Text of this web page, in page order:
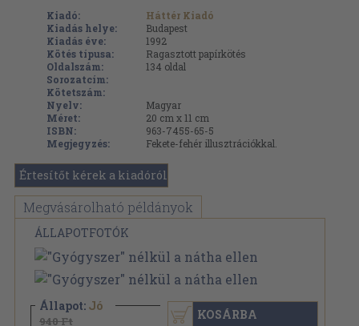
Kiadó:
Háttér Kiadó
Kiadás helye:
Budapest
Kiadás éve:
1992
Kötés típusa:
Ragasztott papírkötés
Oldalszám:
134 oldal
Sorozatcím:
Kötetszám:
Nyelv:
Magyar
Méret:
20 cm x 11 cm
ISBN:
963-7455-65-5
Megjegyzés:
Fekete-fehér illusztrációkkal.
Értesítőt kérek a kiadóról
Megvásárolható példányok
ÁLLAPOTFOTÓK
Állapot: Jó
940 Ft KOSÁRBA